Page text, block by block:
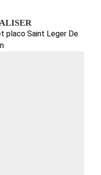
placo Saint Leger De